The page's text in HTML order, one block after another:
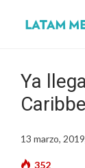
Ya
13 marzo,
352